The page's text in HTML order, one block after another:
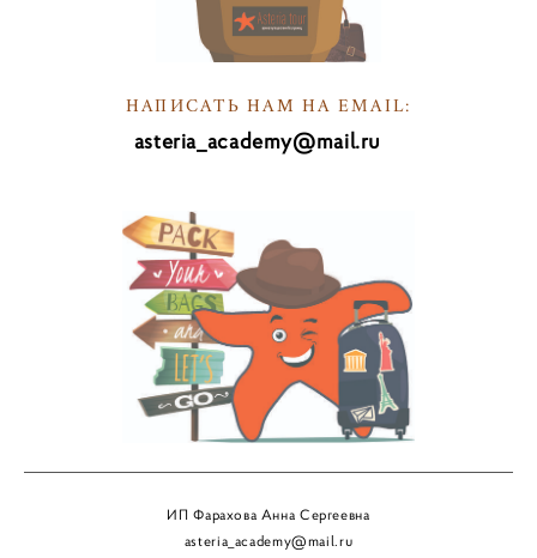
НАПИСАТЬ НАМ НА EMAIL:
asteria_academy@mail.ru
ИП Фарахова Анна Сергеевна
asteria_academy@mail.ru